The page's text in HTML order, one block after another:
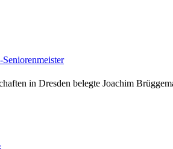
in Dresden belegte Joachim